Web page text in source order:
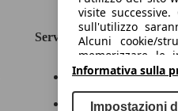
Servizi
Contatti
Marche e modelli
visite
sull'utilizzo
Alcuni cookie/
memorizzare le
finanziamento
finanziamento.
Informativa sulla
Impostazioni